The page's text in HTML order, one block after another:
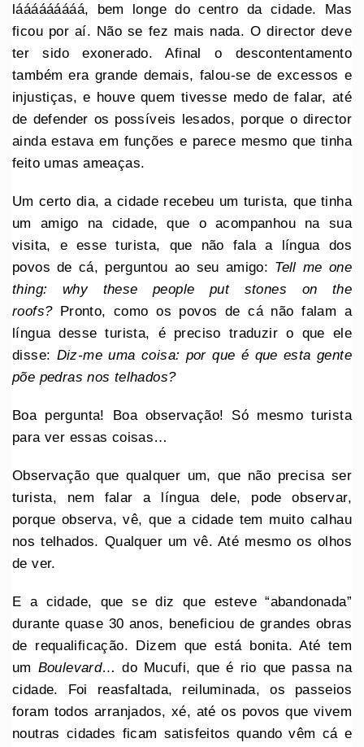
lááááááááá, bem longe do centro da cidade. Mas
ficou por aí. Não se fez mais nada. O director deve
ter sido exonerado. Afinal o descontentamento
também era grande demais, falou-se de excessos e
injustiças, e houve quem tivesse medo de falar, até
de defender os possíveis lesados, porque o director
ainda estava em funções e parece mesmo que tinha
feito umas ameaças.
Um certo dia, a cidade recebeu um turista, que tinha
um amigo na cidade, que o acompanhou na sua
visita, e esse turista, que não fala a língua dos
povos de cá, perguntou ao seu amigo: Tell me one
thing: why these people put stones on the
roofs? Pronto, como os povos de cá não falam a
língua desse turista, é preciso traduzir o que ele
disse: Diz-me uma coisa: por que é que esta gente
põe pedras nos telhados?
Boa pergunta! Boa observação! Só mesmo turista
para ver essas coisas…
Observação que qualquer um, que não precisa ser
turista, nem falar a língua dele, pode observar,
porque observa, vê, que a cidade tem muito calhau
nos telhados. Qualquer um vê. Até mesmo os olhos
de ver.
E a cidade, que se diz que esteve “abandonada”
durante quase 30 anos, beneficiou de grandes obras
de requalificação. Dizem que está bonita. Até tem
um Boulevard… do Mucufi, que é rio que passa na
cidade. Foi reasfaltada, reiluminada, os passeios
foram todos arranjados, xé, até os povos que vivem
noutras cidades ficam satisfeitos quando vêm cá e